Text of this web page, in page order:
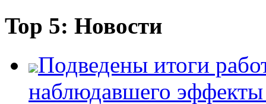
Top 5: Новости
Подведены итоги
наблюдавшего